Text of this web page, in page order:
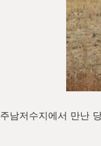
주남저수지에서 만난